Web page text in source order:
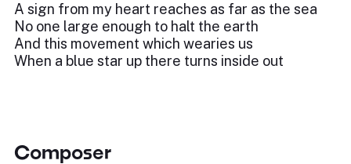
A sign from my heart reaches as far as the sea
No one large enough to halt the earth
And this movement which wearies us
When a blue star up there turns inside out
Composer